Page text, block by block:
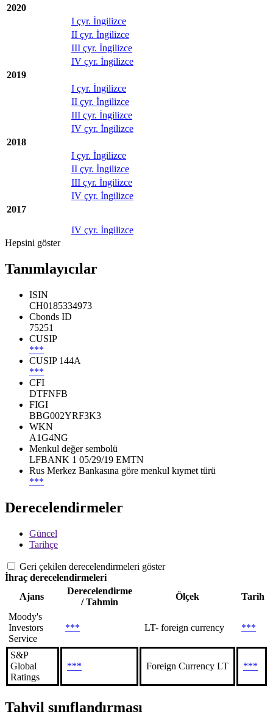
2020
I çyr. İngilizce
II çyr. İngilizce
III çyr. İngilizce
IV çyr. İngilizce
2019
I çyr. İngilizce
II çyr. İngilizce
III çyr. İngilizce
IV çyr. İngilizce
2018
I çyr. İngilizce
II çyr. İngilizce
III çyr. İngilizce
IV çyr. İngilizce
2017
IV çyr. İngilizce
Hepsini göster
Tanımlayıcılar
ISIN
CH0185334973
Cbonds ID
75251
CUSIP
***
CUSIP 144A
***
CFI
DTFNFB
FIGI
BBG002YRF3K3
WKN
A1G4NG
Menkul değer sembolü
LFBANK 1 05/29/19 EMTN
Rus Merkez Bankasına göre menkul kıymet türü
***
Derecelendirmeler
Güncel
Tarihçe
Geri çekilen derecelendirmeleri göster
İhraç derecelendirmeleri
Ajans
Derecelendirme
/ Tahmin
Ölçek
Tarih
Moody's
Investors
Service
*** LT- foreign currency ***
S&P
Global
Ratings
*** Foreign Currency LT ***
Tahvil sınıflandırması